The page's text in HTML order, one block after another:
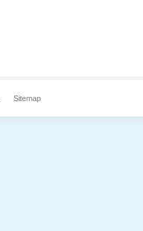
Sitemap